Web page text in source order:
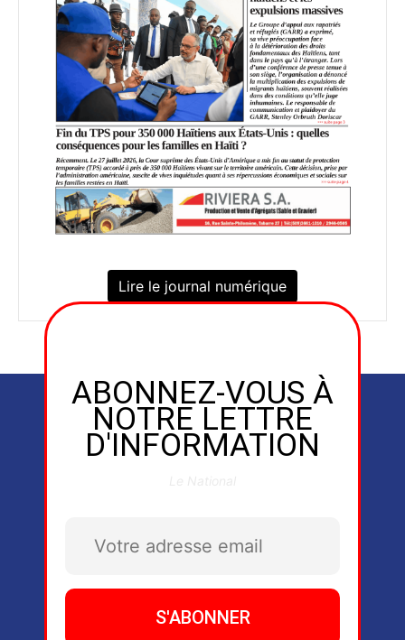
Lire le journal numérique
ABONNEZ-VOUS À
NOTRE LETTRE
D'INFORMATION